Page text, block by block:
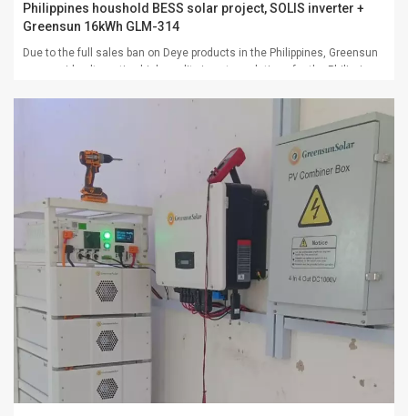
Philippines houshold BESS solar project, SOLIS inverter +
Greensun 16kWh GLM-314
Due to the full sales ban on Deye products in the Philippines, Greensun
can provide alternative high-quality inverter solutions for the Philippine
brands including Solis, SRNE, Sosen Growatt and Goodwe. This project